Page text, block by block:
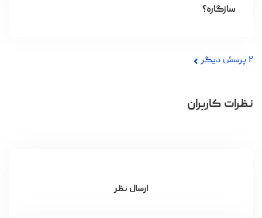
سازگاره؟
۲ پرسش دیگر
نظرات کاربران
ارسال نظر